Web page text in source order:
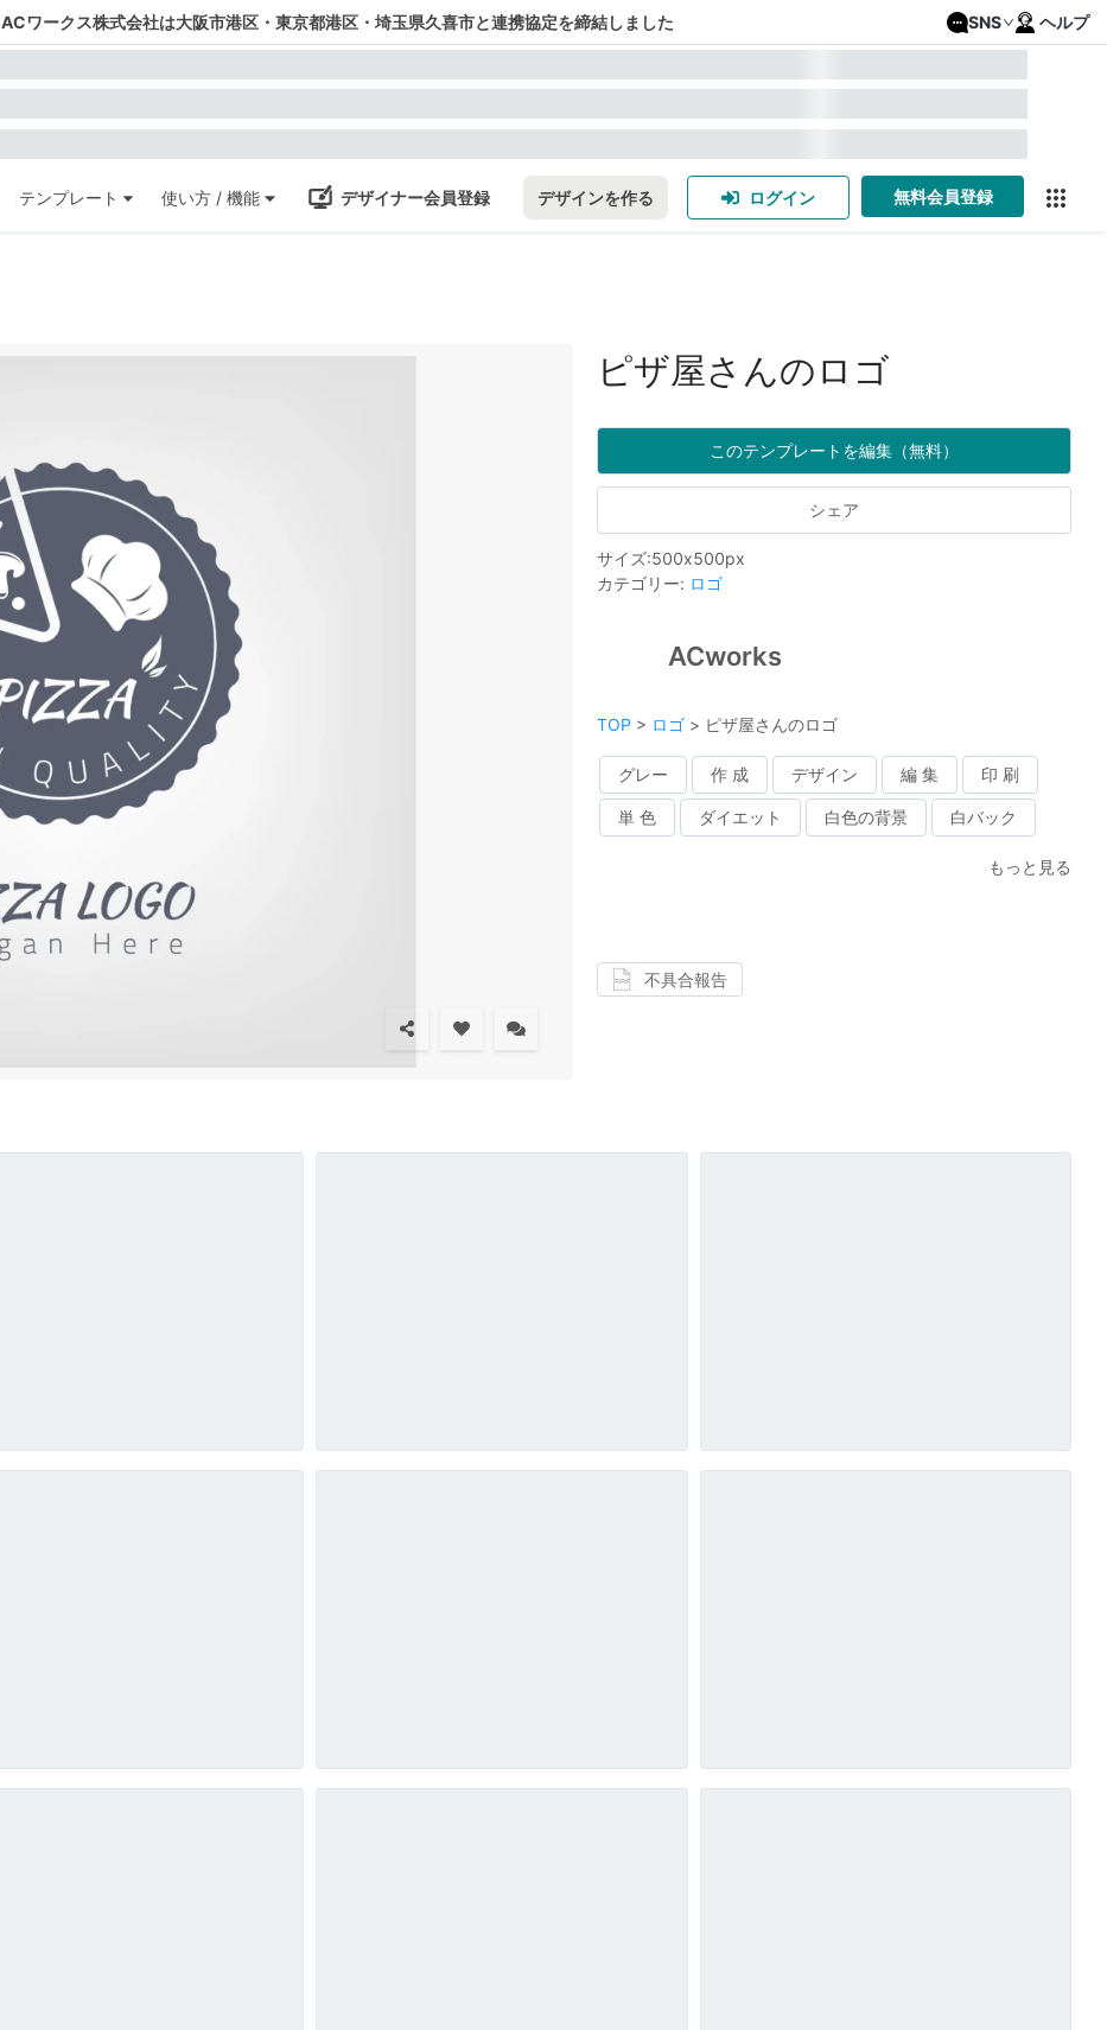
ACワークス株式会社は大阪市港区・東京都港区・埼玉県久喜市と連携協定を締結しました SNS ヘルプ
テンプレート 使い方 / 機能 デザイナー会員登録 デザインを作る ログイン 無料会員登録
ピザ屋さんのロゴ
このテンプレートを編集（無料）
シェア
サイズ:500x500px
カテゴリー: ロゴ
ACworks
TOP > ロゴ > ピザ屋さんのロゴ
グレー 作 成 デザイン 編 集 印 刷
単 色 ダイエット 白色の背景 白バック
もっと見る
不具合報告